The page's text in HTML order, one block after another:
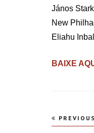
János
New
Eliahu Inbal
BAIXE